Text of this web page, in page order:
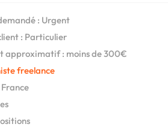
: Urgent
: Particulier
approximatif : moins de 300€
freelance
France